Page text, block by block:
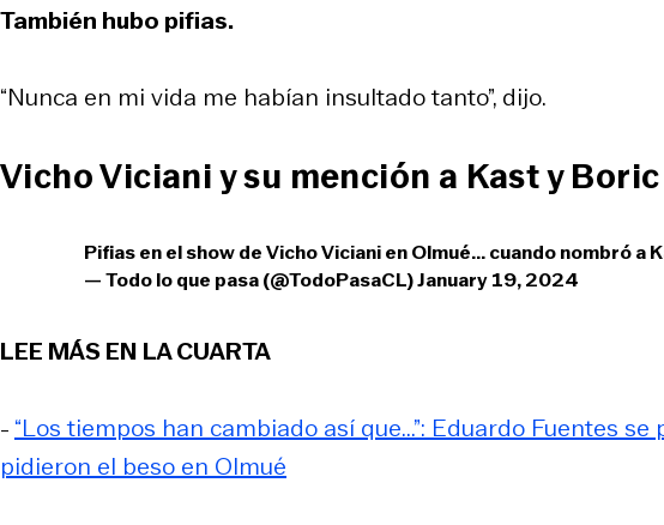
También hubo pifias.
“Nunca en mi vida me habían insultado tanto”, dijo.
Vicho Viciani y su mención a Kast y Boric
Pifias en el show de Vicho Viciani en Olmué... cuando nombró a
— Todo lo que pasa (@TodoPasaCL)January 19, 2024
LEE MÁS EN LA CUARTA
- “Los tiempos han cambiado así que...”: Eduardo Fuentes
pidieron el beso en Olmué